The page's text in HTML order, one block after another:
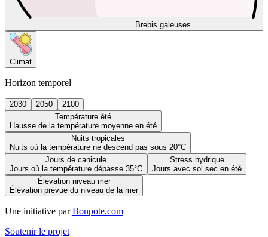
Brebis galeuses
Climat
Horizon temporel
2030 2050
2100
Température été
Hausse de la température moyenne en été
Nuits tropicales
Nuits où la température ne descend pas sous 20°C
Jours de canicule
Jours où la température dépasse 35°C
Stress hydrique
Jours avec sol sec en été
Élévation niveau mer
Élévation prévue du niveau de la mer
Une initiative par Bonpote.com
Soutenir le projet